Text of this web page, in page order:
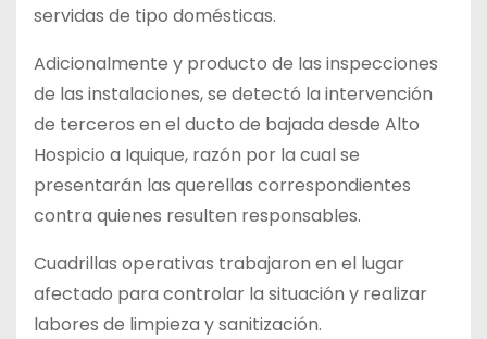
servidas de tipo domésticas.
Adicionalmente y producto de las inspecciones
de las instalaciones, se detectó la intervención
de terceros en el ducto de bajada desde Alto
Hospicio a Iquique, razón por la cual se
presentarán las querellas correspondientes
contra quienes resulten responsables.
Cuadrillas operativas trabajaron en el lugar
afectado para controlar la situación y realizar
labores de limpieza y sanitización.